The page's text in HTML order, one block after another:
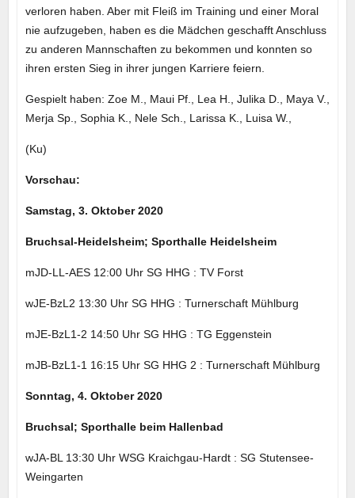
verloren haben. Aber mit Fleiß im Training und einer Moral
nie aufzugeben, haben es die Mädchen geschafft Anschluss
zu anderen Mannschaften zu bekommen und konnten so
ihren ersten Sieg in ihrer jungen Karriere feiern.
Gespielt haben: Zoe M., Maui Pf., Lea H., Julika D., Maya V.,
Merja Sp., Sophia K., Nele Sch., Larissa K., Luisa W.,
(Ku)
Vorschau:
Samstag, 3. Oktober 2020
Bruchsal-Heidelsheim; Sporthalle Heidelsheim
mJD-LL-AES 12:00 Uhr SG HHG : TV Forst
wJE-BzL2 13:30 Uhr SG HHG : Turnerschaft Mühlburg
mJE-BzL1-2 14:50 Uhr SG HHG : TG Eggenstein
mJB-BzL1-1 16:15 Uhr SG HHG 2 : Turnerschaft Mühlburg
Sonntag, 4. Oktober 2020
Bruchsal; Sporthalle beim Hallenbad
wJA-BL 13:30 Uhr WSG Kraichgau-Hardt : SG Stutensee-
Weingarten